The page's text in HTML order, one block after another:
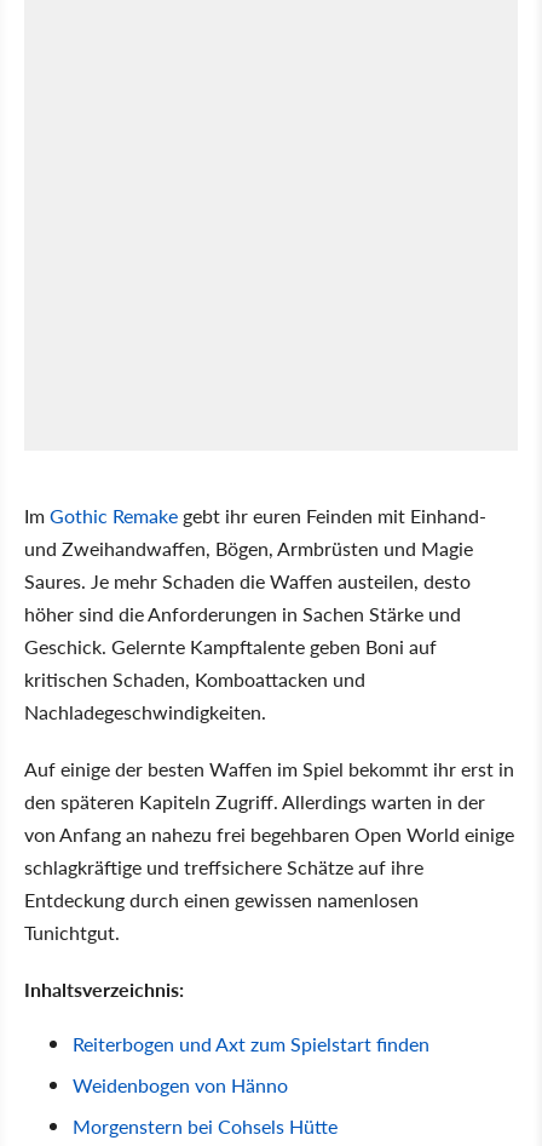
ImGothic Remake gebt ihr euren Feinden mit Einhand-
und Zweihandwaffen, Bögen, Armbrüsten und Magie
Saures. Je mehr Schaden die Waffen austeilen, desto
höher sind die Anforderungen in Sachen Stärke und
Geschick. Gelernte Kampftalente geben Boni auf
kritischen Schaden, Komboattacken und
Nachladegeschwindigkeiten.
Auf einige der besten Waffen im Spiel bekommt ihr erst in
den späteren Kapiteln Zugriff. Allerdings warten in der
von Anfang an nahezu frei begehbaren Open World einige
schlagkräftige und treffsichere Schätze auf ihre
Entdeckung durch einen gewissen namenlosen
Tunichtgut.
Inhaltsverzeichnis:
Reiterbogen und Axt zum Spielstart finden
Weidenbogen von Hänno
Morgenstern bei Cohsels Hütte